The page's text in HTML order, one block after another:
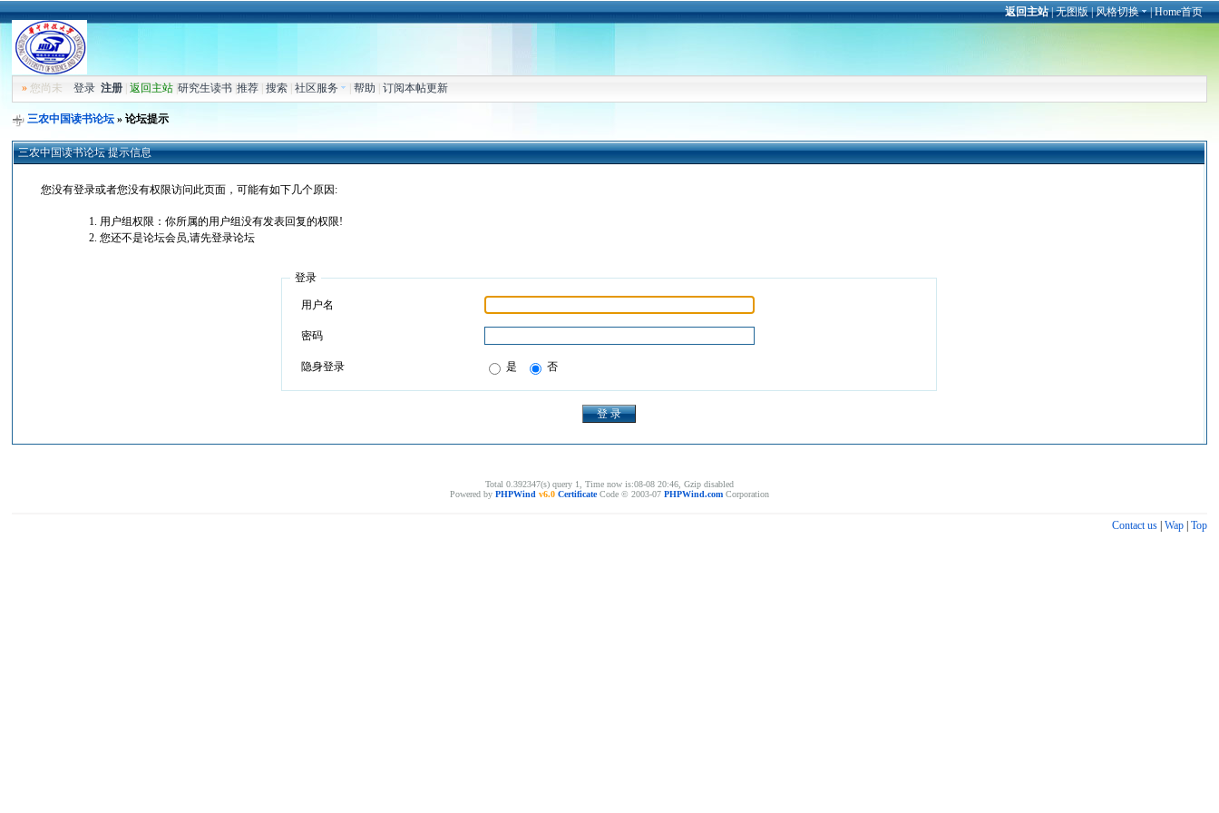
返回主站|无图版|风格切换 |Home首页
» 您尚未登录 注册 |返回主站 |研究生读书 |推荐 |搜索 |社区服务 |帮助 |订阅本帖更新
三农中国读书论坛» 论坛提示
三农中国读书论坛 提示信息
您没有登录或者您没有权限访问此页面，可能有如下几个原因:
用户组权限：你所属的用户组没有发表回复的权限!
您还不是论坛会员,请先登录论坛
登录
用户名
密码
隐身登录 是 否
Total 0.392347(s) query 1, Time now is:08-08 20:46, Gzip disabled
Powered by PHPWind v6.0 CertificateCode © 2003-07 PHPWind.com Corporation
Contact us| Wap| Top